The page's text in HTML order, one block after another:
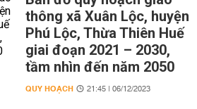
thông xã Xuân Lộc, huyện
Phú Lộc, Thừa Thiên Huế
giai đoạn 2021 – 2030,
tầm nhìn đến năm 2050
QUY HOẠCH 21:45 | 06/12/2023